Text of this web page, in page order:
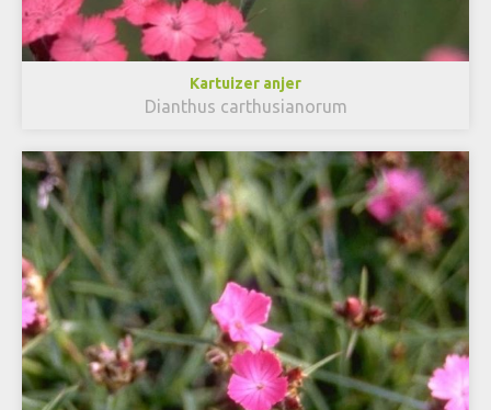
Kartuizer anjer
Dianthus carthusianorum